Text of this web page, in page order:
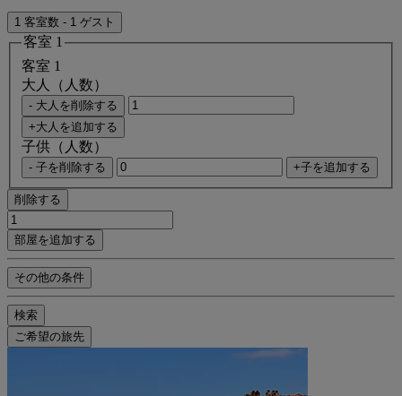
1 客室数 - 1 ゲスト
客室 1
客室 1
大人（人数）
- 大人を削除する
+大人を追加する
子供（人数）
- 子を削除する +子を追加する
削除する
部屋を追加する
その他の条件
検索
ご希望の旅先